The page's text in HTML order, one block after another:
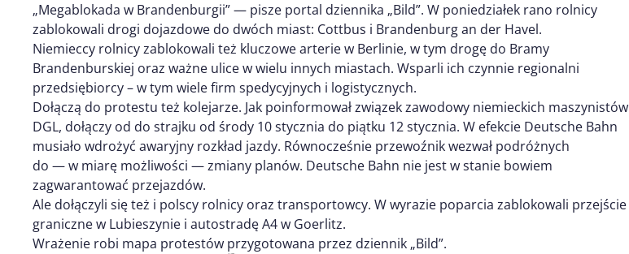
„Megablokada w Brandenburgii” — pisze portal dziennika „Bild”. W poniedziałek rano rolnicy
zablokowali drogi dojazdowe do dwóch miast: Cottbus i Brandenburg an der Havel.
Niemieccy rolnicy zablokowali też kluczowe arterie w Berlinie, w tym drogę do Bramy
Brandenburskiej oraz ważne ulice w wielu innych miastach. Wsparli ich czynnie regionalni
przedsiębiorcy – w tym wiele firm spedycyjnych i logistycznych.
Dołączą do protestu też kolejarze. Jak poinformował związek zawodowy niemieckich maszynistów
DGL, dołączy od do strajku od środy 10 stycznia do piątku 12 stycznia. W efekcie Deutsche Bahn
musiało wdrożyć awaryjny rozkład jazdy. Równocześnie przewoźnik wezwał podróżnych
do — w miarę możliwości — zmiany planów. Deutsche Bahn nie jest w stanie bowiem
zagwarantować przejazdów.
Ale dołączyli się też i polscy rolnicy oraz transportowcy. W wyrazie poparcia zablokowali przejście
graniczne w Lubieszynie i autostradę A4 w Goerlitz.
Wrażenie robi mapa protestów przygotowana przez dziennik „Bild”.